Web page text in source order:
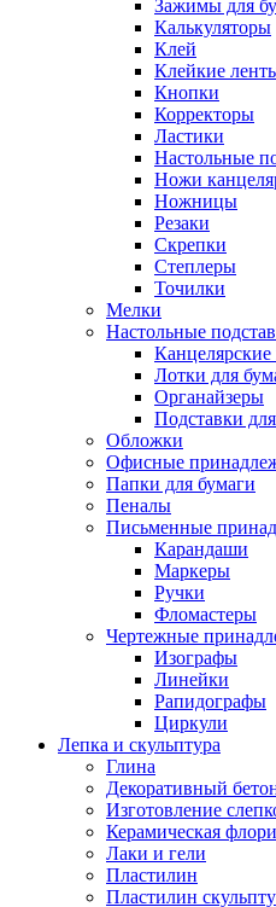
Зажимы для
Калькуляторы
Клей
Клейкие
Кнопки
Корректоры
Ластики
Настольные
Ножи
Ножницы
Резаки
Скрепки
Степлеры
Точилки
Мелки
Настольные
Лотки для
Органайзеры
Подставки
Обложки
Офисные
Папки для бумаги
Пеналы
Письменные
Карандаши
Маркеры
Ручки
Фломастеры
Чертежные
Изографы
Линейки
Рапидографы
Циркули
Лепка и скульптура
Глина
Декоративный
Изготовление
Керамическая
Лаки и гели
Пластилин
Пластилин